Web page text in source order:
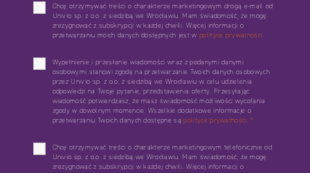
Chcę otrzymywać treści o charakterze marketingowym drogą e-mail od
Univio sp. z o.o. z siedzibą we Wrocławiu. Mam świadomość, że mogę
zrezygnować z subskrypcji w każdej chwili. Więcej informacji o
przetwarzaniu moich danych dostępnych jest w polityce prywatności.
Wypełnienie i przesłanie wiadomości wraz z podanymi danymi
osobowymi stanowi zgodę na przetwarzanie Twoich danych osobowych
przez Univio sp. z o.o. z siedzibą we Wrocławiu w celu udzielenia
odpowiedzi na Twoje pytanie, przedstawienia oferty. Przesyłając
wiadomość potwierdzasz, że masz świadomość możliwości wycofania
zgody w dowolnym momencie. Wszelkie dodatkowe informacje o
przetwarzaniu Twoich danych dostępne sąpolityce prywatności. *
Chcę otrzymywać treści o charakterze marketingowym telefonicznie od
Univio sp. z o.o. z siedzibą we Wrocławiu. Mam świadomość, że mogę
zrezygnować z subskrypcji w każdej chwili. Więcej informacji o